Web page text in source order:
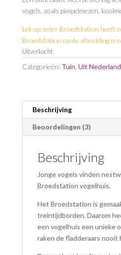
vogels, zoals pimpelmezen,
Let op: ieder Broedstation heeft
Broedstation op de afbeelding is
Uitverkocht
Categorieën: Tuin Uit Nederland
Beschrijving
Beoordelingen (3)
Beschrijving
Jonge vogels vinden
Broedstation vogelhuis.
Het Broedstation is
treintijdborden. Daarom
een vogelhuis een unieke
raken de fladderaars